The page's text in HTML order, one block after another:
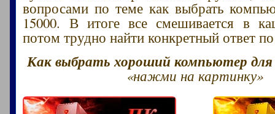
вопросами по теме как выбрать
15000. В итоге все смешивается в
потом трудно найти конкретный ответ
Как выбрать хороший компьютер для
«нажми на картинку»